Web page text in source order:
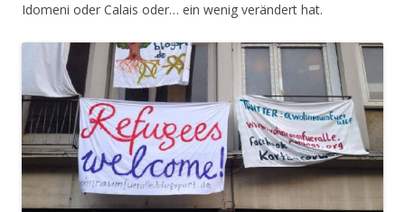
Idomeni oder Calais oder… ein wenig verändert hat.